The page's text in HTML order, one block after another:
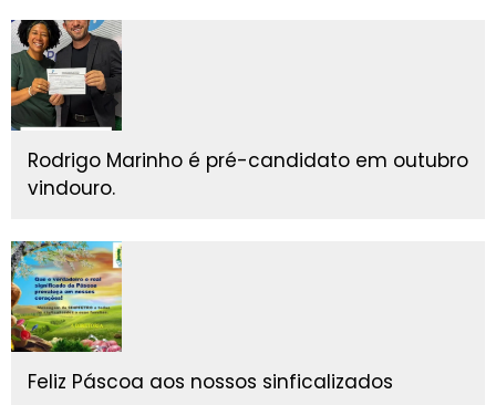
Rodrigo Marinho é pré-candidato em outubro
vindouro.
Feliz Páscoa aos nossos sinficalizados